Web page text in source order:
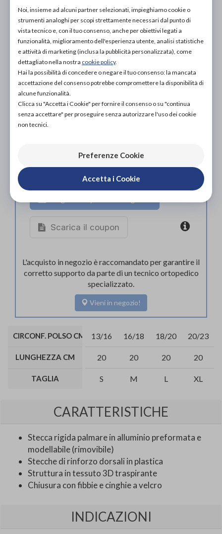
PROVA E ACQUISTA IN NEGOZIO
DA38,00€
PROVA E NOLEGGIA IN NEGOZIO
NON DISPONIBILE
ACQUISTA ONLINE
NON DISPONIBILE
Scarica il coupon
L'acquisto in negozio è raccomandato per garantire il
corretto supporto da parte di un tecnico ortopedico
specializzato.
Vieni in negozio!
CIRCONF. POLSO CM 13/16 16/18 18/20 20/23
LUNGHEZZA CM 20 20 20 20
TAGLIA S M L XL
CARATTERISTICHE
Stecca rigida palmare in alluminio preformata e
modellabile (rimovibile)
Stecche di rinforzo dorsali in plastica
Struttura in tessuto 3D traspirante
Chiusura con fibbie e cinghie a velcro
INDICAZIONI
Noi, insieme ad alcuni partner selezionati, impieghiamo cookie o
strumenti analoghi per scopi strettamente necessari dal punto di
vista tecnico e, con il tuo consenso, anche per obiettivi legati a
funzionalità, miglioramento dell'esperienza utente, analisi statistiche
e attività di marketing (inclusa la pubblicità personalizzata), come
dettagliato nella nostra cookie policy.
Hai la possibilità di concedere o negare il tuo consenso: la mancata
accettazione del consenso potrebbe compromettere la disponibilità di
alcune funzionalità.
Clicca su "Accetta i Cookie" per fornire il consenso o su "continua
senza accettare" per proseguire senza autorizzare l'uso dei cookie
non tecnici.
Preferenze Cookie
Accetta i Cookie